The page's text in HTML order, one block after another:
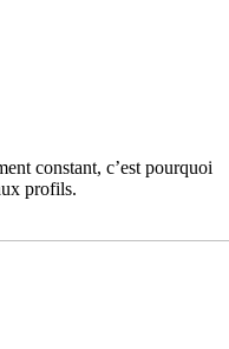
constant, c’est pourquoi
profils.